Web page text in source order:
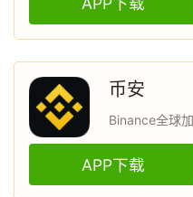
币安
Binance全球
APP下载